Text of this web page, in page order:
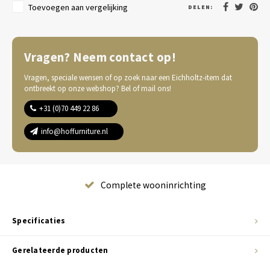
Toevoegen aan vergelijking DELEN:
Vragen? Neem contact op!
Vragen, speciale wensen of op zoek naar een Eichholtz-item dat
ontbreekt op onze webshop? Bel of mail ons!
+31 (0)70 449 22 86
info@hoffurniture.nl
Complete wooninrichting
Specificaties
Gerelateerde producten